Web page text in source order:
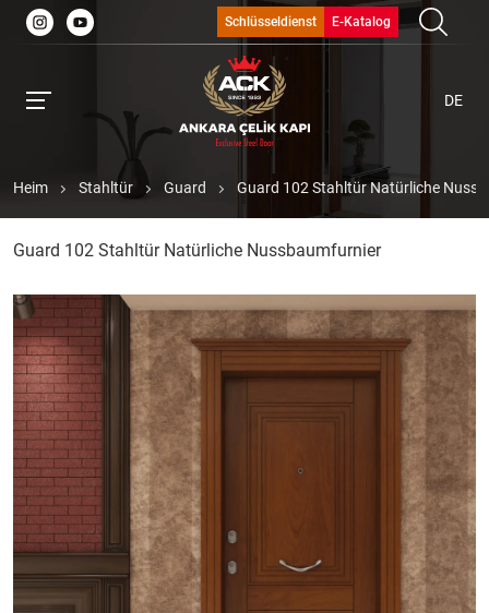
Schlüsseldienst E-Katalog
DE
Heim Stahltür Guard Guard 102 Stahltür Natürliche
Guard 102 Stahltür Natürliche Nussbaumfurnier